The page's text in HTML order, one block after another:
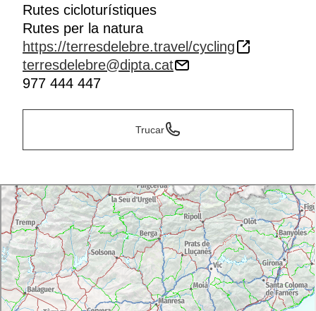
Rutes cicloturístiques
Rutes per la natura
https://terresdelebre.travel/cycling
terresdelebre@dipta.cat
977 444 447
Trucar